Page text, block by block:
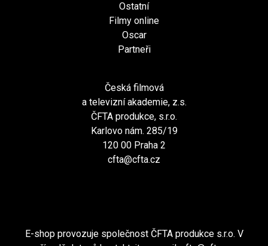
Ostatní
Filmy online
Oscar
Partneři
Česká filmová
a televizní akademie, z.s.
ČFTA produkce, s.r.o.
Karlovo nám. 285/19
120 00 Praha 2
cfta@cfta.cz
E-shop provozuje společnost ČFTA produkce s.r.o. V